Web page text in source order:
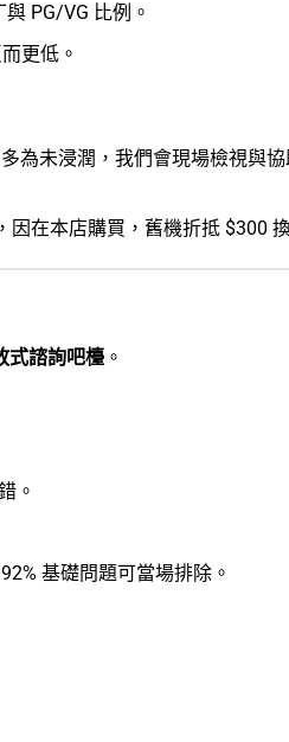
PG/VG 比例。
更低。
為未浸潤，我們會現場檢視與
在本店購買，舊機折抵 $300
式諮詢吧檯 。
。
基礎問題可當場排除。